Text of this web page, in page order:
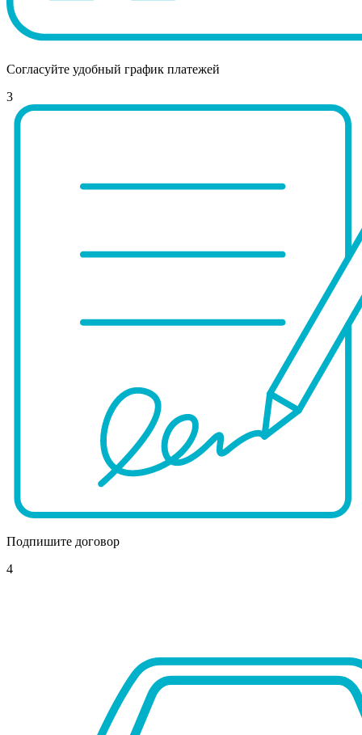
Согласуйте удобный график платежей
3
Подпишите договор
4